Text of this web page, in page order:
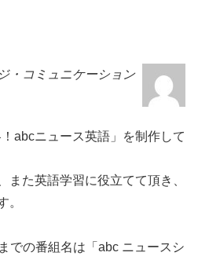
・コミュニケーション
abcニュース英語」を制作して
また英語学習に役立てて頂き、
。
での番組名は「abc ニュースシ